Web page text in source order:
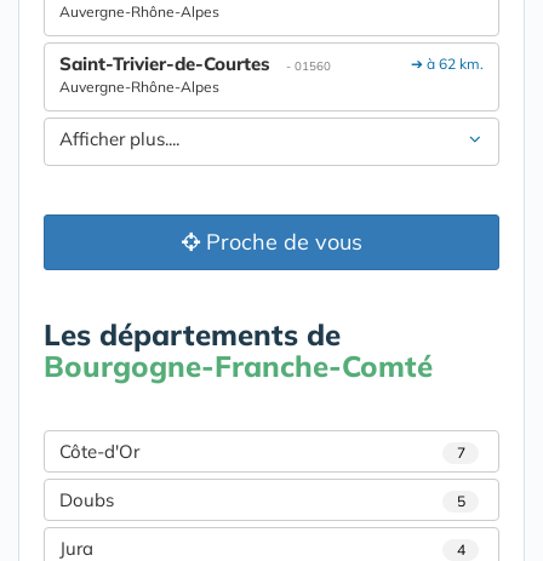
Auvergne-Rhône-Alpes
➔ à 62 km.
Saint-Trivier-de-Courtes - 01560
Auvergne-Rhône-Alpes
Afficher plus....
Proche de vous
Les départements de
Bourgogne-Franche-Comté
Côte-d'Or 7
Doubs 5
Jura 4